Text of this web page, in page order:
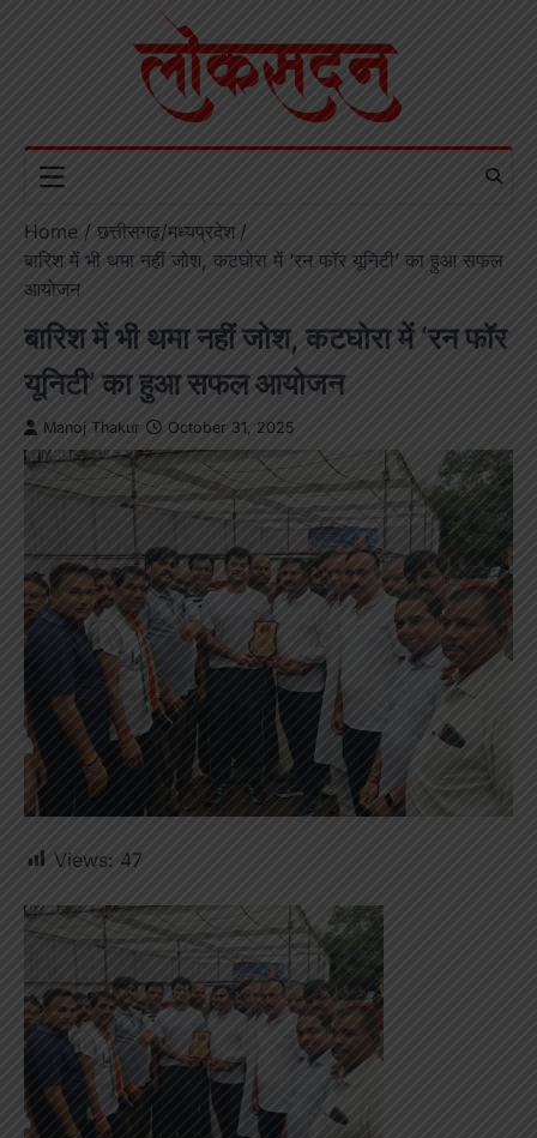
Home
छत्तीसगढ़/मध्यप्रदेश
बारिश में भी थमा नहीं जोश, कटघोरा में ‘रन फॉर यूनिटी’ का हुआ सफल
आयोजन
बारिश में भी थमा नहीं जोश, कटघोरा में ‘रन फॉर
यूनिटी’ का हुआ सफल आयोजन
Manoj Thakur October 31, 2025
Views: 47